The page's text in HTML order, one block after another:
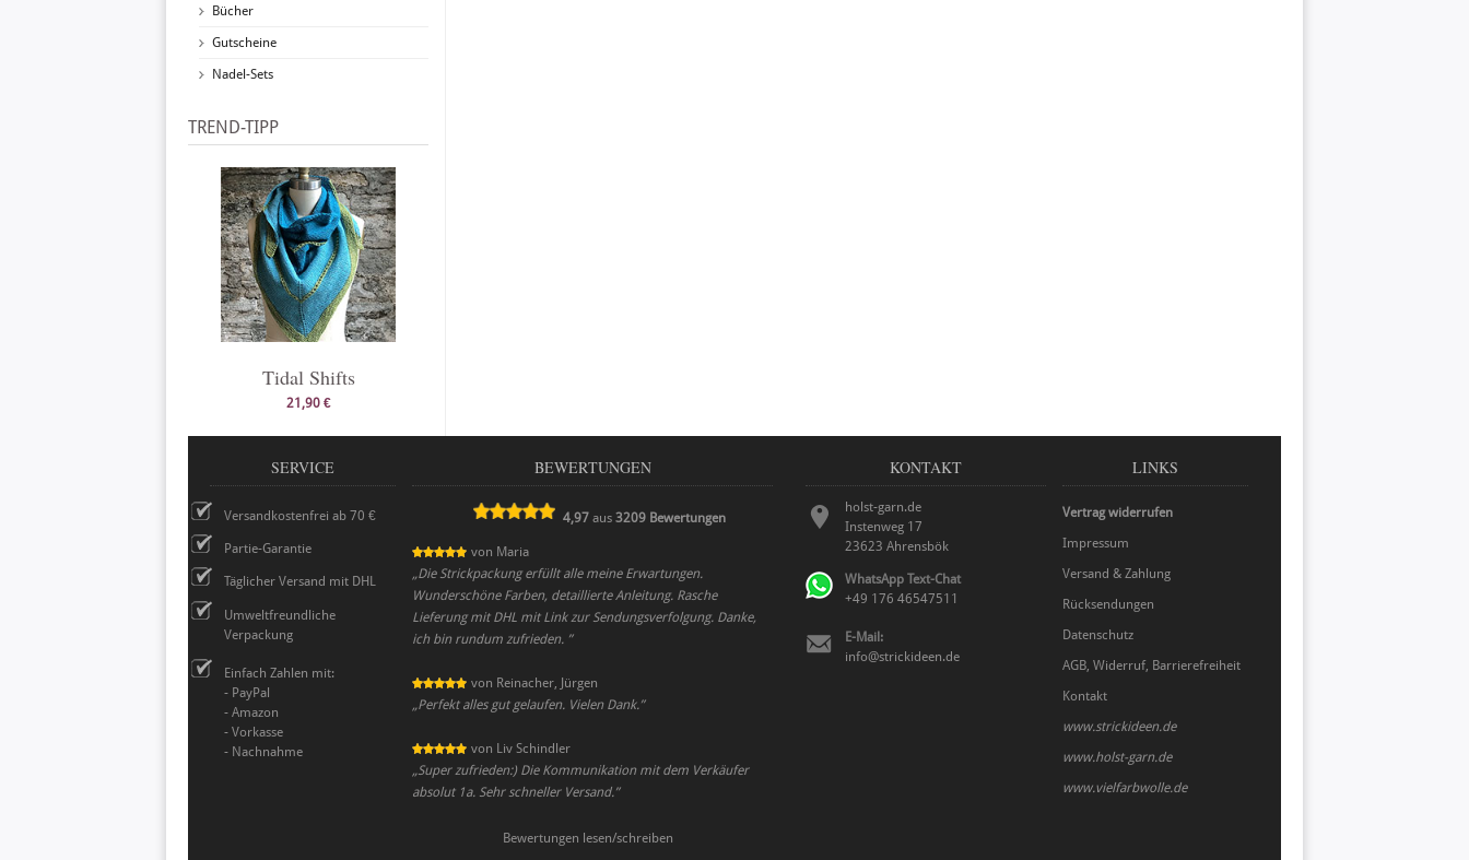
Bücher
Gutscheine
Nadel-Sets
TREND-TIPP
Tidal Shifts
21,90 €
SERVICE
Versandkostenfrei ab 70 €
Partie-Garantie
Täglicher Versand mit DHL
Umweltfreundliche
Verpackung
Einfach Zahlen mit:
- PayPal
- Amazon
- Vorkasse
- Nachnahme
BEWERTUNGEN
4,97 aus3209 Bewertungen
von Maria
„Die Strickpackung erfüllt alle meine Erwartungen.
Wunderschöne Farben, detaillierte Anleitung. Rasche
Lieferung mit DHL mit Link zur Sendungsverfolgung. Danke,
ich bin rundum zufrieden. ”
von Reinacher, Jürgen
„Perfekt alles gut gelaufen. Vielen Dank.”
von Liv Schindler
„Super zufrieden:) Die Kommunikation mit dem Verkäufer
absolut 1a. Sehr schneller Versand.”
Bewertungen lesen/schreiben
KONTAKT
holst-garn.de
Instenweg 17
23623 Ahrensbök
WhatsApp Text-Chat
+49 176 46547511
E-Mail:
info@strickideen.de
LINKS
Vertrag widerrufen
Impressum
Versand & Zahlung
Rücksendungen
Datenschutz
AGB, Widerruf, Barrierefreiheit
Kontakt
www.strickideen.de
www.holst-garn.de
www.vielfarbwolle.de